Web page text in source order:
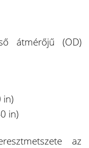
átmérőjű (OD)
in)
in)
az